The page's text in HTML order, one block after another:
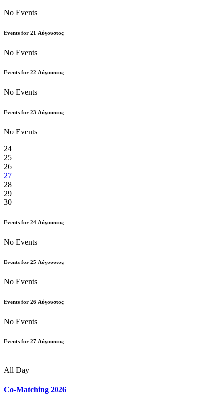
No Events
Events for 21 Αύγουστος
No Events
Events for 22 Αύγουστος
No Events
Events for 23 Αύγουστος
No Events
24
25
26
27
28
29
30
Events for 24 Αύγουστος
No Events
Events for 25 Αύγουστος
No Events
Events for 26 Αύγουστος
No Events
Events for 27 Αύγουστος
All Day
Co-Matching 2026